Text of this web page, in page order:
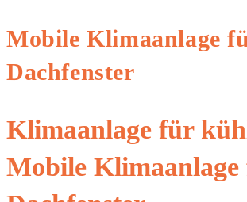
Mobile Klimaanlage
Dachfenster
Klimaanlage für
Mobile